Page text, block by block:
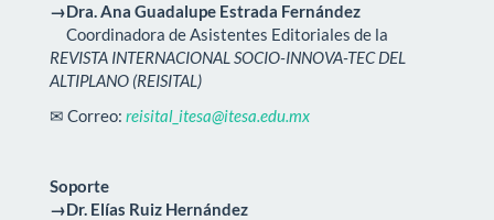
→Dra. Ana Guadalupe Estrada Fernández
Coordinadora de Asistentes Editoriales de la
REVISTA INTERNACIONAL SOCIO-INNOVA-TEC DEL
ALTIPLANO (REISITAL)
✉ Correo: reisital_itesa@itesa.edu.mx
Soporte
→Dr. Elías Ruiz Hernández